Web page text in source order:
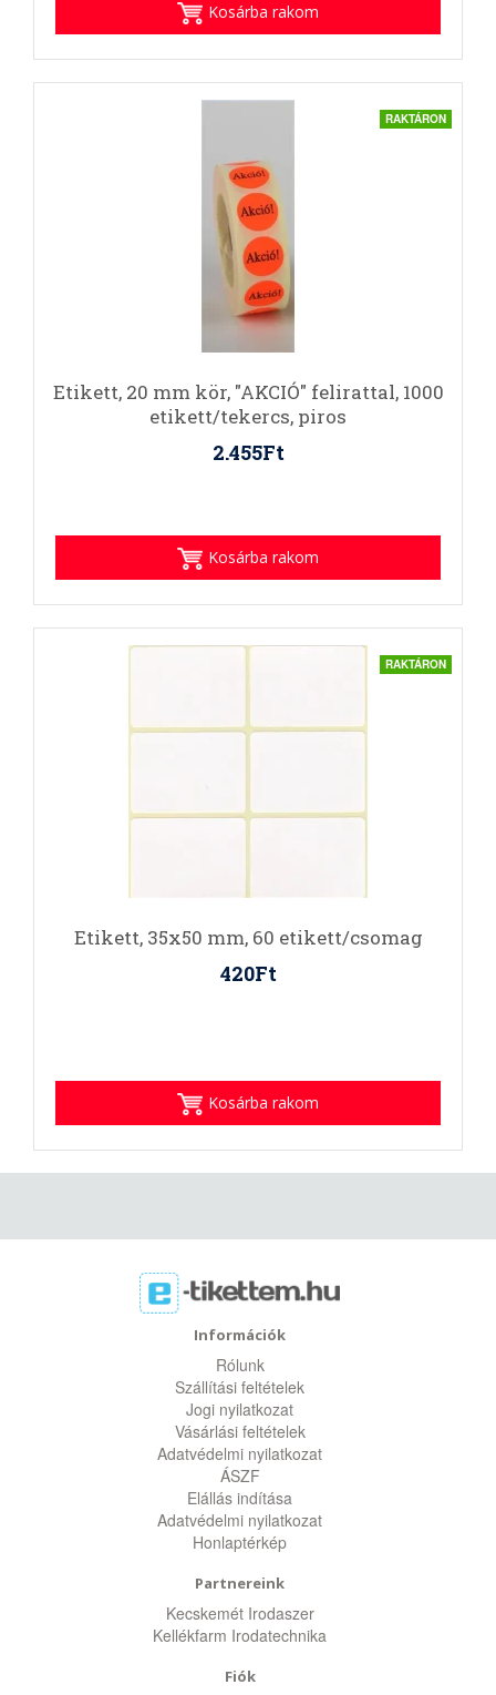
Kosárba rakom
RAKTÁRON
Etikett, 20 mm kör, "AKCIÓ" felirattal, 1000
etikett/tekercs, piros
2.455Ft
Kosárba rakom
RAKTÁRON
Etikett, 35x50 mm, 60 etikett/csomag
420Ft
Kosárba rakom
Információk
Rólunk
Szállítási feltételek
Jogi nyilatkozat
Vásárlási feltételek
Adatvédelmi nyilatkozat
ÁSZF
Elállás indítása
Adatvédelmi nyilatkozat
Honlaptérkép
Partnereink
Kecskemét Irodaszer
Kellékfarm Irodatechnika
Fiók